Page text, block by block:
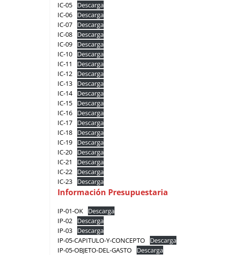
IC-05
Descarga
IC-06
Descarga
IC-07
Descarga
IC-08
Descarga
IC-09
Descarga
IC-10
Descarga
IC-11
Descarga
IC-12
Descarga
IC-13
Descarga
IC-14
Descarga
IC-15
Descarga
IC-16
Descarga
IC-17
Descarga
IC-18
Descarga
IC-19
Descarga
IC-20
Descarga
IC-21
Descarga
IC-22
Descarga
IC-23
Descarga
Información Presupuestaria
IP-01-OK
Descarga
IP-02
Descarga
IP-03
Descarga
IP-05-CAPITULO-Y-CONCEPTO
Descarga
IP-05-OBJETO-DEL-GASTO
Descarga